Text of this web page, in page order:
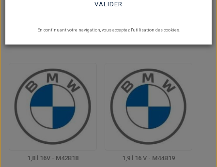
1,8 l 16V - M42B18 1,9 l 16 V - M44B19
VALIDER
En continuant votre navigation, vous acceptez l'utilisation des cookies.